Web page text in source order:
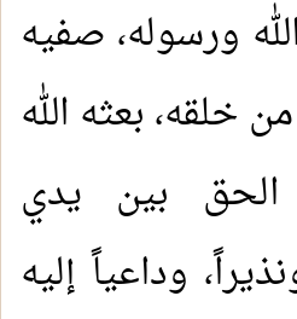
ورسوله، صفيه
خلقه، بعثه الله
الحق بين يدي
وداعياً إليه